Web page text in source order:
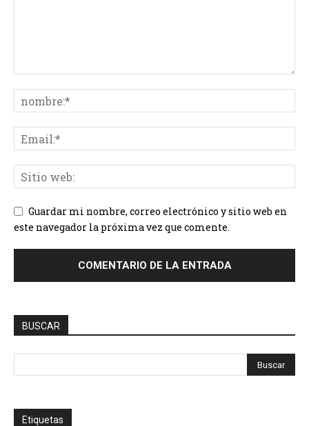
Guardar mi nombre, correo electrónico y sitio web en
este navegador la próxima vez que comente.
BUSCAR
Etiquetas